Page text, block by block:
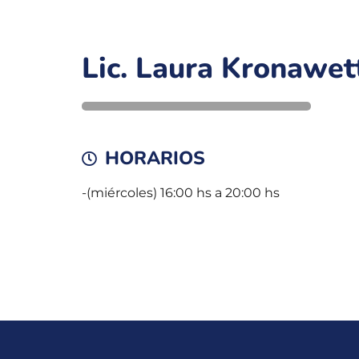
Lic. Laura
HORARIOS
-(miércoles) 16:00 hs a 20:00 hs